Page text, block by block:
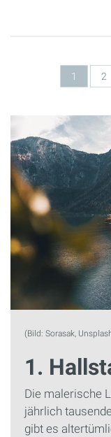
1 2
(Bild: Sorasak,
1.
Die malerische
jährlich
gibt es